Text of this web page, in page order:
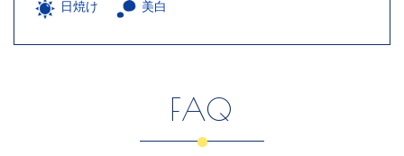
日焼け 美白
FAQ